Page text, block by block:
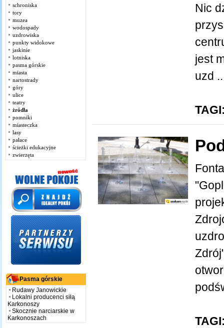
schroniska
tory
muzea
wodospady
uzdrowiska
punkty widokowe
jaskinie
lotniska
pasma górskie
miasta
nartostrady
góry
ulice
teatry
żródła
pomniki
miasteczka
lasy
pałace
ścieżki edukacyjne
zwierzęta
Pasma górskie
Rudawy Janowickie
Lokalni producenci siłą
Karkonoszy
Skocznie narciarskie w
Karkonoszach
Nic
jest
uzd